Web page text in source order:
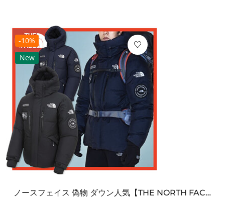
-10%
New
ノースフェイス 偽物 ダウン人気【THE NORTH FACE】M'S 7 SUMMIT HIM...